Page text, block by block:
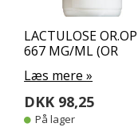
LACTULOSE
667 MG/ML (OR
Læs mere »
DKK 98,25
På lager